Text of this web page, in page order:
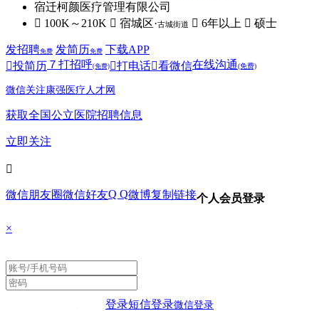
宿迁柯颜医疗管理有限公司
 100K～210K  宿城区·古城街道  6年以上  硕士
发招聘免费 发简历免费 下载APP
投简历 ７ 打招呼(免费) 打电话看微信在线沟通(免费)
微信关注康强医疗人才网
获取全国公立医院招聘信息
立即关注

微信朋友圈微信好友Q Q微博复制链接个人会员登录
×
登录短信登录微信登录